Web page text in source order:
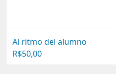
Al ritmo del alumno
R$50,00